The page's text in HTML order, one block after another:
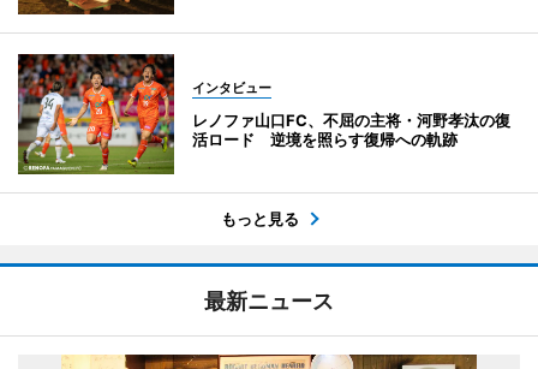
インタビュー
レノファ山口FC、不屈の主将・河野孝汰の復
活ロード 逆境を照らす復帰への軌跡
もっと見る
最新ニュース